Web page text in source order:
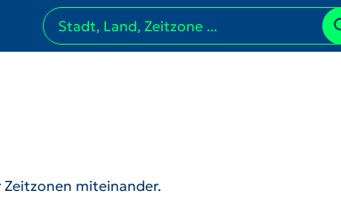
Zeitzonen miteinander.